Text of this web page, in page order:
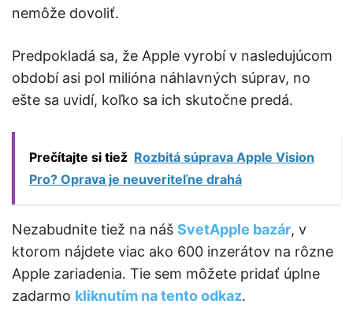
nemôže dovoliť.
Predpokladá sa, že Apple vyrobí v nasledujúcom
období asi pol milióna náhlavných súprav, no
ešte sa uvidí, koľko sa ich skutočne predá.
Prečítajte si tiež Rozbitá súprava Apple Vision
Pro? Oprava je neuveriteľne drahá
Nezabudnite tiež na náš SvetApple bazár, v
ktorom nájdete viac ako 600 inzerátov na rôzne
Apple zariadenia. Tie sem môžete pridať úplne
zadarmo kliknutím na tento odkaz.